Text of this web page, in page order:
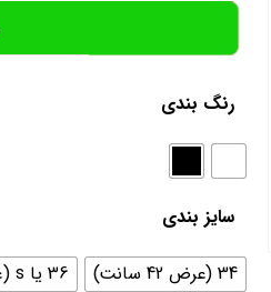
رنگ بندی
سایز بندی
34 (عرض 42 سانت) 36 یا s (عرض 45 سانت)